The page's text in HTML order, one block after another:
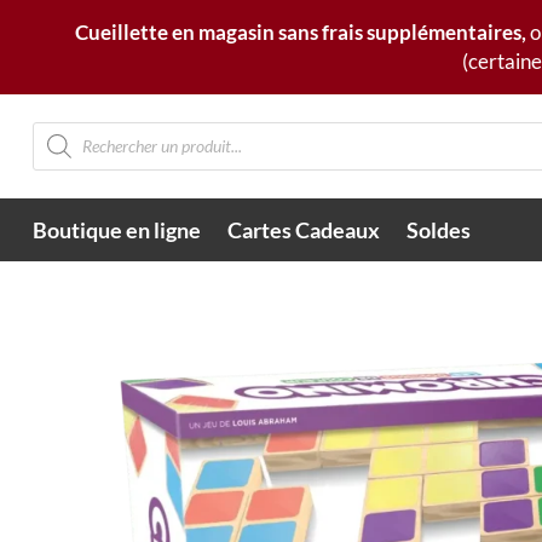
Cueillette en magasin sans frais supplémentaires,
Recherche
de
produits
Boutique en ligne Cartes Cadeaux Soldes